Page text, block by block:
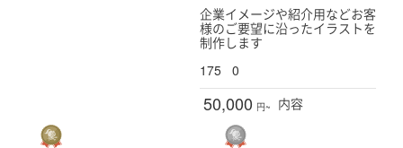
企業イメージや紹介用などお客
様のご要望に沿ったイラストを
制作します
175
0
50,000 円~ 内容